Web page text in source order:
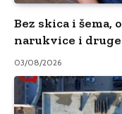
Bez skica i šema,
narukvice i
03/08/2026